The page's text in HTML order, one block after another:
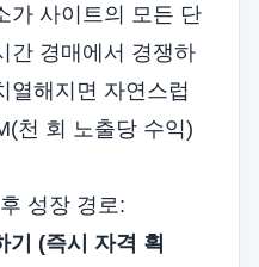
사이트의 모든 단
간 경매에서 경쟁하
열해지면 자연스럽
천 회 노출당 수익)
성장 경로:
(즉시 자격 획